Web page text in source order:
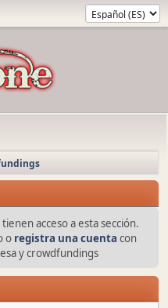
acceso a esta sección.
o registra una cuenta con
y crowdfundings